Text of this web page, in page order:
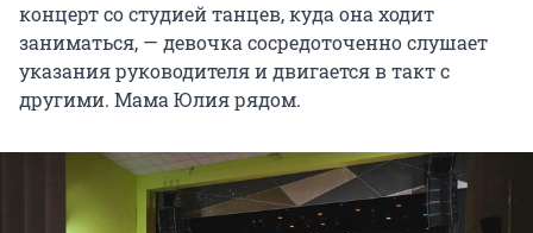
концерт со студией танцев, куда она ходит
заниматься, — девочка сосредоточенно слушает
указания руководителя и двигается в такт с
другими. Мама Юлия рядом.